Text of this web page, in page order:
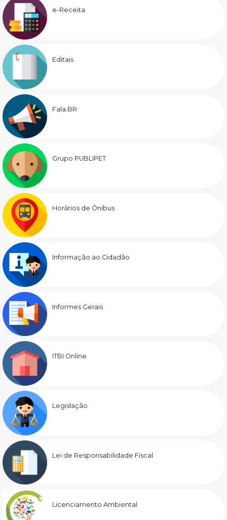
e-Receita
Editais
Fala.BR
Grupo PUBLIPET
Horários de Ônibus
Informação ao Cidadão
Informes Gerais
ITBI Online
Legislação
Lei de Responsabilidade Fiscal
Licenciamento Ambiental